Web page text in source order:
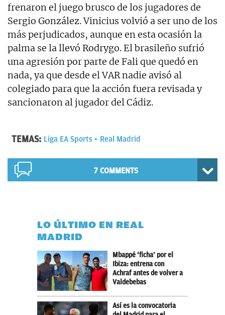
frenaron el juego brusco de los jugadores de
Sergio González. Vinicius volvió a ser uno de los
más perjudicados, aunque en esta ocasión la
palma se la llevó Rodrygo. El brasileño sufrió
una agresión por parte de Fali que quedó en
nada, ya que desde el VAR nadie avisó al
colegiado para que la acción fuera revisada y
sancionaron al jugador del Cádiz.
TEMAS: Liga EA Sports Real Madrid
7 COMMENTS
LO ÚLTIMO EN REAL
MADRID
Mbappé ‘ficha’ por el
Ibiza: entrena con
Achraf antes de volver a
Valdebebas
Así es la convocatoria